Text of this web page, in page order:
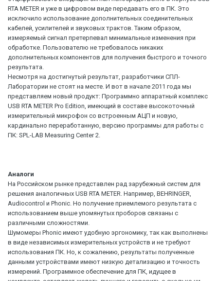
RTA METER и уже в цифровом виде передавать его в ПК. Это
исключило использование дополнительных соединительных
кабелей, усилителей и звуковых трактов. Таким образом,
измеряемый сигнал претерпевал минимальные изменения при
обработке. Пользователю не требовалось никаких
дополнительных компонентов для получения быстрого и точного
результата.
Несмотря на достигнутый результат, разработчики СПЛ-
Лаборатории не стоят на месте. И вот в начале 2011 года мы
представляем новый продукт: Программно аппаратный комплекс
USB RTA METER Pro Edition, имеющий в составе высокоточный
измерительный микрофон со встроенным АЦП и новую,
кардинально переработанную, версию программы для работы с
ПК: SPL-LAB Measuring Center 2.
Аналоги
На Российском рынке представлен рад зарубежный систем для
решения аналогичных USB RTA METER. Например, BEHRINGER,
Audiocontrol и Phonic. Но получение приемлемого результата с
использованием выше упомянутых проборов связаны с
различными сложностями.
Шумомеры Phonic имеют удобную эргономику, так как выполнены
в виде независимых измерительных устройств и не требуют
использования ПК. Но, к сожалению, результаты полученные
данными устройствами имеют низкую детализацию и точность
измерений. Программное обеспечение для ПК, идущее в